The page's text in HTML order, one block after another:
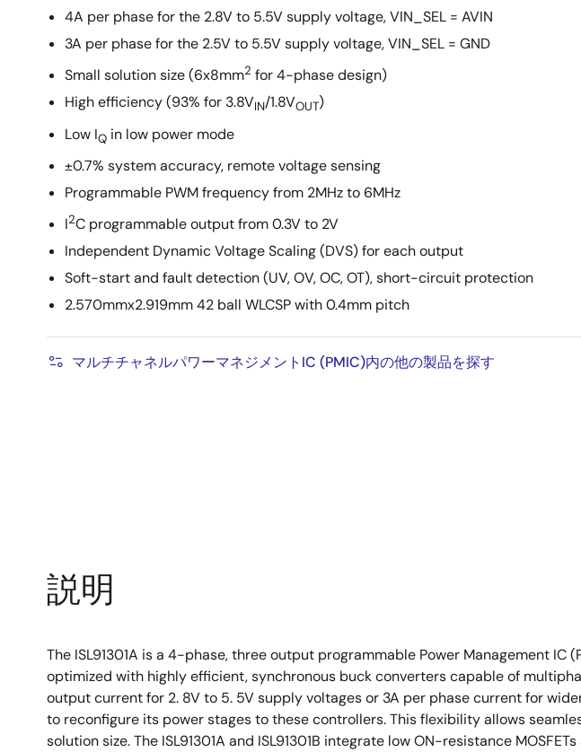
4A per phase for the 2.8V to 5.5V supply voltage, VIN_SEL = AVIN
3A per phase for the 2.5V to 5.5V supply voltage, VIN_SEL = GND
Small solution size (6x8mm2 for 4-phase design)
High efficiency (93% for 3.8VIN/1.8VOUT)
Low IQ in low power mode
±0.7% system accuracy, remote voltage sensing
Programmable PWM frequency from 2MHz to 6MHz
I2C programmable output from 0.3V to 2V
Independent Dynamic Voltage Scaling (DVS) for each output
Soft-start and fault detection (UV, OV, OC, OT), short-circuit protection
2.570mmx2.919mm 42 ball WLCSP with 0.4mm pitch
マルチチャネルパワーマネジメントIC (PMIC)内の他の製品を探す
説明
The ISL91301A is a 4-phase, three output programmable Power Management IC
optimized with highly efficient, synchronous buck converters capable of
output current for 2. 8V to 5. 5V supply voltages or 3A per phase current for
to reconfigure its power stages to these controllers. This flexibility allows
solution size. The ISL91301A and ISL91301B integrate low ON-resistance